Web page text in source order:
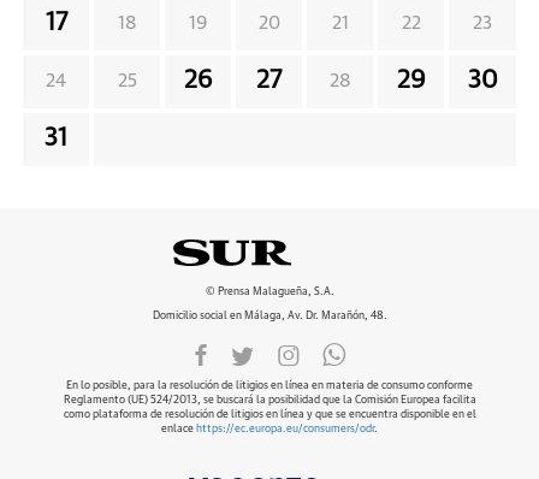
17 18 19 20 21 22 23
24 25 26 27 28 29 30
31
© Prensa Malagueña, S.A.
Domicilio social en Málaga, Av. Dr. Marañón, 48.
En lo posible, para la resolución de litigios en línea en materia de consumo conforme
Reglamento (UE) 524/2013, se buscará la posibilidad que la Comisión Europea facilita
como plataforma de resolución de litigios en línea y que se encuentra disponible en el
enlace https://ec.europa.eu/consumers/odr.